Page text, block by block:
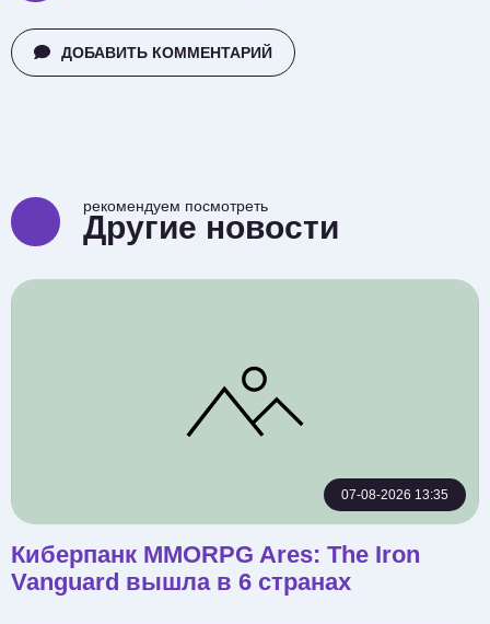
ДОБАВИТЬ КОММЕНТАРИЙ
рекомендуем посмотреть
Другие новости
07-08-2026 13:35
Киберпанк MMORPG Ares: The Iron
Vanguard вышла в 6 странах